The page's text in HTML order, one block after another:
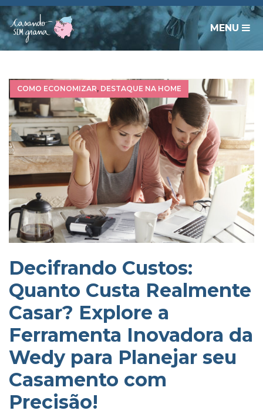
MENU
COMO ECONOMIZAR, DESTAQUE NA HOME
Decifrando Custos:
Quanto Custa Realmente
Casar? Explore a
Ferramenta Inovadora da
Wedy para Planejar seu
Casamento com
Precisão!